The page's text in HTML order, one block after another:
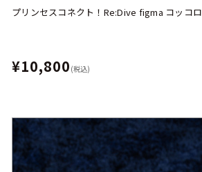
プリンセスコネクト！Re:Dive figma コッコロ
¥10,800 (税込)